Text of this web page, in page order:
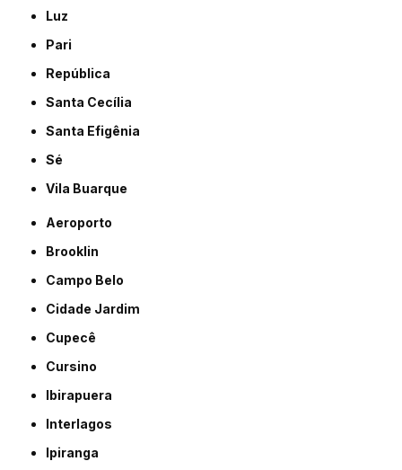
Luz
Pari
República
Santa Cecília
Santa Efigênia
Sé
Vila Buarque
Aeroporto
Brooklin
Campo Belo
Cidade Jardim
Cupecê
Cursino
Ibirapuera
Interlagos
Ipiranga